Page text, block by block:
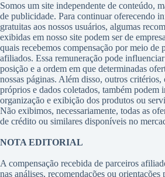
Somos um site independente de conteúdo,
de publicidade. Para continuar oferecendo
gratuitas aos nossos usuários, algumas
exibidas em nosso site podem ser de
quais recebemos compensação por meio de
afiliados. Essa remuneração pode
posição e a ordem em que determinadas
nossas páginas. Além disso, outros
próprios e dados coletados, também podem
organização e exibição dos produtos ou
Não exibimos, necessariamente, todas as
de crédito ou similares disponíveis no
NOTA EDITORIAL
A compensação recebida de parceiros
nas análises, recomendações ou orientações